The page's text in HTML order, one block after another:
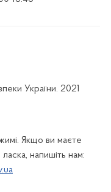
України. 2021
Якщо ви маєте
напишіть нам: